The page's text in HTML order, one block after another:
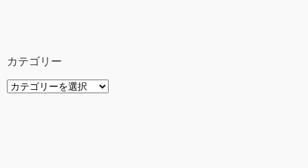
カテゴリー
カ